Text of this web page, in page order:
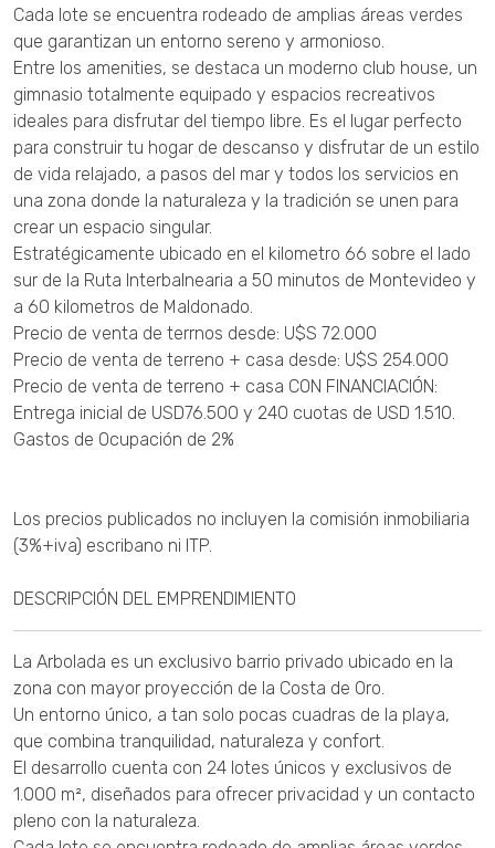
Cada lote se encuentra rodeado de amplias áreas verdes
que garantizan un entorno sereno y armonioso.
Entre los amenities, se destaca un moderno club house, un
gimnasio totalmente equipado y espacios recreativos
ideales para disfrutar del tiempo libre. Es el lugar perfecto
para construir tu hogar de descanso y disfrutar de un estilo
de vida relajado, a pasos del mar y todos los servicios en
una zona donde la naturaleza y la tradición se unen para
crear un espacio singular.
Estratégicamente ubicado en el kilometro 66 sobre el lado
sur de la Ruta Interbalnearia a 50 minutos de Montevideo y
a 60 kilometros de Maldonado.
Precio de venta de terrnos desde: U$S 72.000
Precio de venta de terreno + casa desde: U$S 254.000
Precio de venta de terreno + casa CON FINANCIACIÓN:
Entrega inicial de USD76.500 y 240 cuotas de USD 1.510.
Gastos de Ocupación de 2%
Los precios publicados no incluyen la comisión inmobiliaria
(3%+iva) escribano ni ITP.
DESCRIPCIÓN DEL EMPRENDIMIENTO
La Arbolada es un exclusivo barrio privado ubicado en la
zona con mayor proyección de la Costa de Oro.
Un entorno único, a tan solo pocas cuadras de la playa,
que combina tranquilidad, naturaleza y confort.
El desarrollo cuenta con 24 lotes únicos y exclusivos de
1.000 m², diseñados para ofrecer privacidad y un contacto
pleno con la naturaleza.